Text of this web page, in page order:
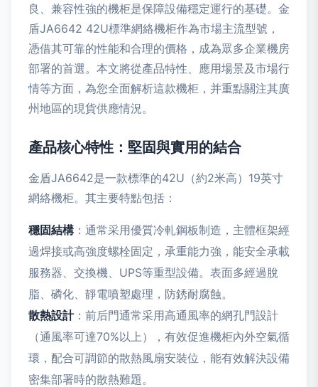
良、兼容性強的機柜是保障設備穩定運行的基礎。金
盾JA6642 42U標準網絡機柜作為市場主流型號，
憑借其可靠的性能和合理的價格，成為眾多企業機房
部署的首選。本文將從產品特性、應用場景及市場行
情等方面，為您全面解析這款機柜，并重點關注其廣
州地區的現貨供應情況。
產品核心特性：堅固與實用的結合
金盾JA6642是一款標準的42U（約2米高）19英寸
網絡機柜。其主要特點包括：
穩固結構 ：通常采用優質冷軋鋼板制造，主體框架經
過焊接或高強度螺栓固定，承重能力強，能安全承載
服務器、交換機、UPS等重型設備。表面多經過脫
脂、磷化、靜電噴塑處理，防銹耐腐蝕。
散熱設計：前后門通常采用高通風率的網孔門設計
（通風率可達70%以上），有效促進機柜內外空氣循
環，配合可調節的散熱風扇安裝位，能有效解決設備
密集部署時的散熱難題。